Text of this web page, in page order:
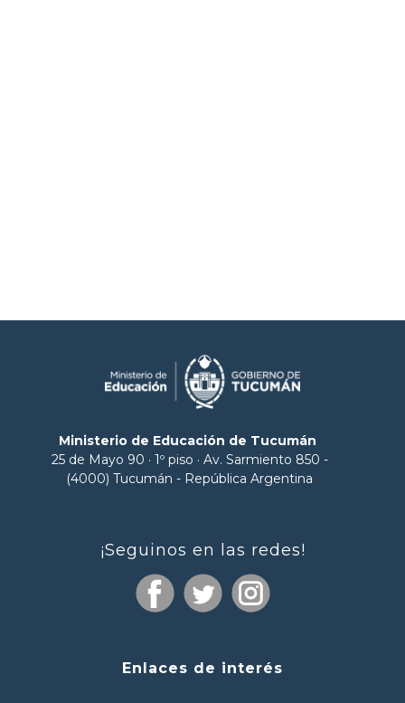
Ministerio de Educación de Tucumán
25 de Mayo 90 · 1º piso · Av. Sarmiento 850 -
(4000) Tucumán - República Argentina
¡Seguinos en las redes!
Enlaces de interés